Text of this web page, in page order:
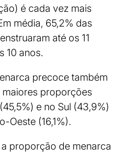
é cada vez mais
média, 65,2% das
até os 11
10 anos.
precoce também
proporções
e no Sul (43,9%)
Oeste (16,1%).
proporção de menarca